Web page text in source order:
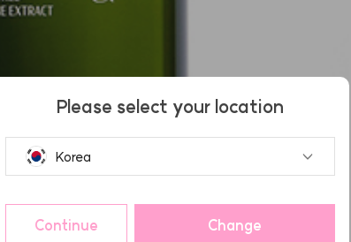
Please select your location
Korea
Continue Change